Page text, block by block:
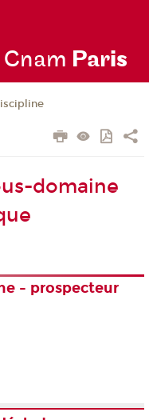
Cnam Paris
domaine
- prospecteur